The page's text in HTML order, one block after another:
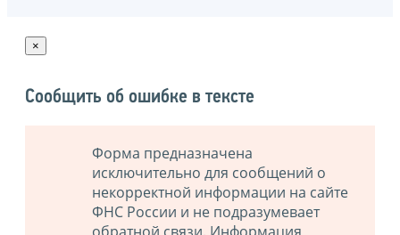
×
Сообщить об ошибке в тексте
Форма предназначена
исключительно для сообщений о
некорректной информации на сайте
ФНС России и не подразумевает